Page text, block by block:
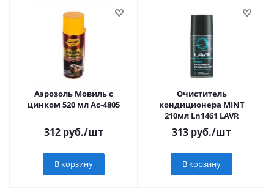
Аэрозоль Мовиль с
цинком 520 мл Ас-4805
312 руб./шт
В корзину
Очиститель
кондиционера MINT
210мл Ln1461 LAVR
313 руб./шт
В корзину